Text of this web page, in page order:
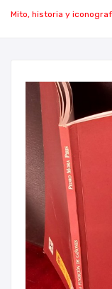
Mito, historia y